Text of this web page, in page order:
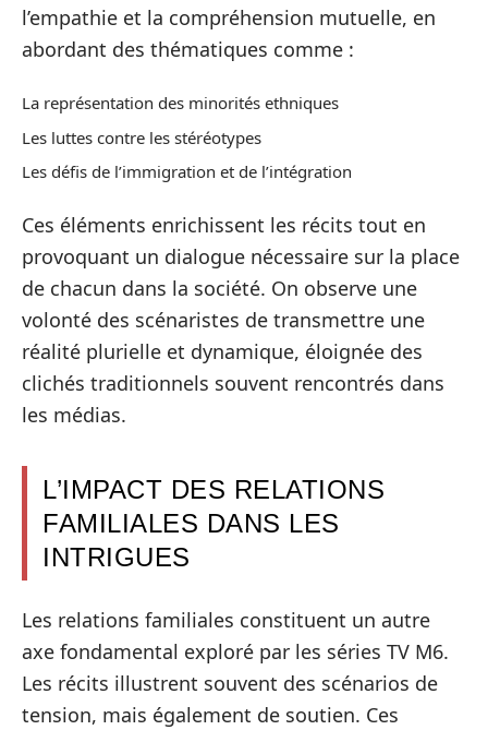
l’empathie et la compréhension mutuelle, en
abordant des thématiques comme :
La représentation des minorités ethniques
Les luttes contre les stéréotypes
Les défis de l’immigration et de l’intégration
Ces éléments enrichissent les récits tout en
provoquant un dialogue nécessaire sur la place
de chacun dans la société. On observe une
volonté des scénaristes de transmettre une
réalité plurielle et dynamique, éloignée des
clichés traditionnels souvent rencontrés dans
les médias.
L’IMPACT DES RELATIONS
FAMILIALES DANS LES
INTRIGUES
Les relations familiales constituent un autre
axe fondamental exploré par les séries TV M6.
Les récits illustrent souvent des scénarios de
tension, mais également de soutien. Ces